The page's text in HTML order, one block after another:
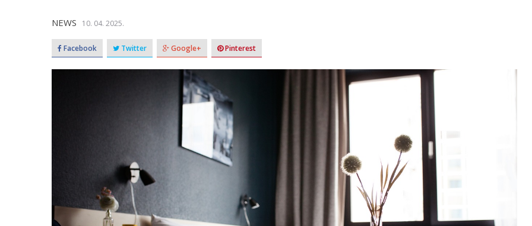
NEWS 10. 04. 2025.
Facebook Twitter Google+ Pinterest